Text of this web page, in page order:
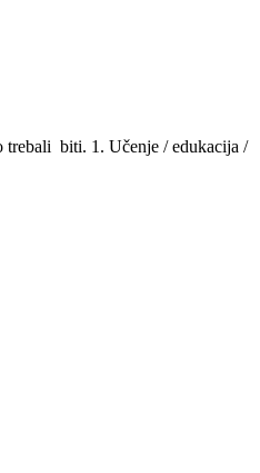
trebali biti. 1. Učenje / edukacija /